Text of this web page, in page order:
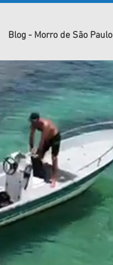
Blog - Morro de São Paulo